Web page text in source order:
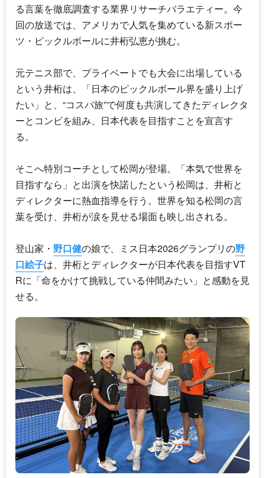
る言葉を徹底調査する業界リサーチバラエティー。今
回の放送では、アメリカで人気を集めている新スポー
ツ・ピックルボールに井桁弘恵が挑む。
元テニス部で、プライベートでも大会に出場している
という井桁は、「日本のピックルボール界を盛り上げ
たい」と、“コスパ旅”で何度も共演してきたディレクタ
ーとコンビを組み、日本代表を目指すことを宣言す
る。
そこへ特別コーチとして松岡が登場。「本気で世界を
目指すなら」と出演を快諾したという松岡は、井桁と
ディレクターに熱血指導を行う。世界を知る松岡の言
葉を受け、井桁が涙を見せる場面も映し出される。
登山家・ 野口健の娘で、ミス日本2026グランプリの野
口絵子は、井桁とディレクターが日本代表を目指すVT
Rに「命をかけて挑戦している仲間みたい」と感動を見
せる。